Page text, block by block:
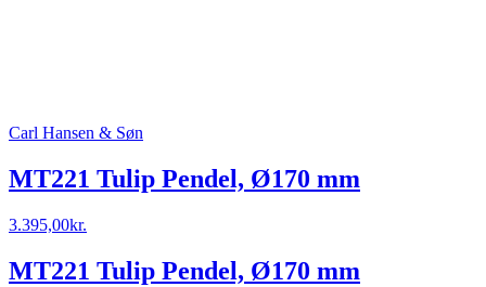
Carl Hansen & Søn
MT221 Tulip Pendel, Ø170 mm
3.395,00kr.
MT221 Tulip Pendel, Ø170 mm